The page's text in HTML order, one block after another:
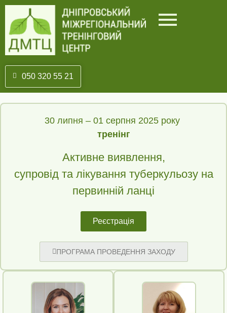
050 320 55 21
30 липня – 01 серпня 2025 року
тренінг
Активне виявлення,
супровід та лікування туберкульозу на
первинній ланці
Реєстрація
ПРОГРАМА ПРОВЕДЕННЯ ЗАХОДУ